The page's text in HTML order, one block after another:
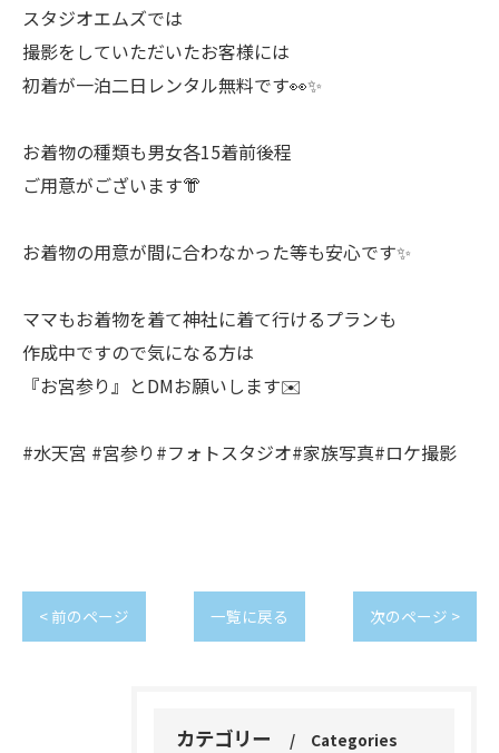
スタジオエムズでは
撮影をしていただいたお客様には
初着が一泊二日レンタル無料です👀✨
お着物の種類も男女各15着前後程
ご用意がございます👘
お着物の用意が間に合わなかった等も安心です✨
ママもお着物を着て神社に着て行けるプランも
作成中ですので気になる方は
『お宮参り』とDMお願いします✉️
#水天宮 #宮参り#フォトスタジオ#家族写真#ロケ撮影
< 前のページ 一覧に戻る 次のページ >
カテゴリー Categories